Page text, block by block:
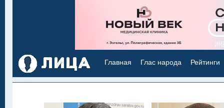
Главная Глас народа Рейтинги